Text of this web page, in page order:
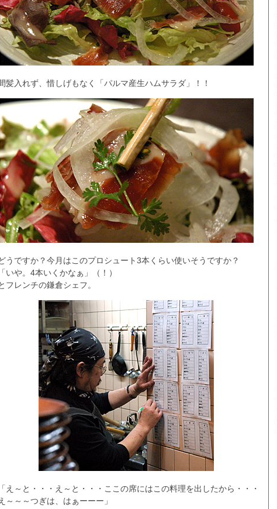
髪入れず、惜しげもなく「パルマ産生ハムサラダ」！！
うですか？今月はこのプロシュート3本くらい使いそうですか？
「いや。4本いくかなぁ」（！）
フレンチの鎌倉シェフ。
「え～と・・・え～と・・・ここの席にはこの料理を出したから・・・
～～～つぎは、はぁーーー」